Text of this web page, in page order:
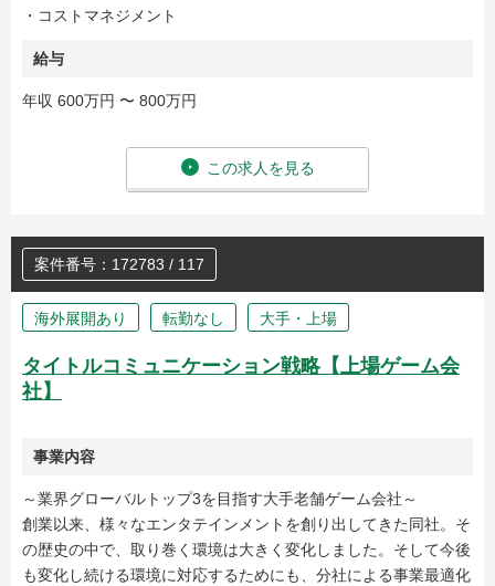
・コストマネジメント
給与
年収 600万円 〜 800万円
この求人を見る
案件番号：172783 / 117
海外展開あり 転勤なし 大手・上場
タイトルコミュニケーション戦略【上場ゲーム会
社】
事業内容
～業界グローバルトップ3を目指す大手老舗ゲーム会社～
創業以来、様々なエンタテインメントを創り出してきた同社。そ
の歴史の中で、取り巻く環境は大きく変化しました。そして今後
も変化し続ける環境に対応するためにも、分社による事業最適化